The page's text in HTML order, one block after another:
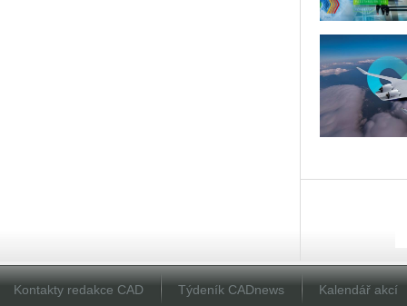
Kontakty redakce CAD Týdeník CADnews Kalendář akcí